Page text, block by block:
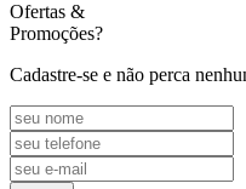
Ofertas &
Promoções?
Cadastre-se e não perca